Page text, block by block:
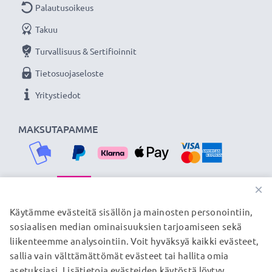
✔ Mukautuva latausvirta - lataa akun tarpeiden
mukaan
Laturin tekniset tiedot
Tulojännite: 100V - 240V
Lähtöjännite: 4.2 V - 8.4 V
Latauksen kesto: ~ 2 tuntia/1000mAh
Pakkaus sisältää
2x CELLONIC® kameran akku korvaamaan
1x laturi kamera-akulle VW-VBT190 tai vastaavalle
akulle
1x latausasema kameran akulle
1x laturin verkkovirtajohto
MAKSUTAPAMME
Palautusoikeus
Takuu
Turvallisuus & Sertifioinnit
Tietosuojaseloste
Yritystiedot
TOIMITUSKUMPPANIMME
© subtel.fi 2026
×
Käytämme evästeitä sisällön ja mainosten personointiin,
sosiaalisen median ominaisuuksien tarjoamiseen sekä
liikenteemme analysointiin. Voit hyväksyä kaikki evästeet,
sallia vain välttämättömät evästeet tai hallita omia